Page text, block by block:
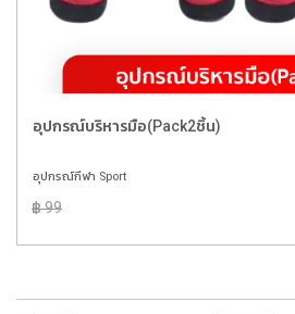
อุปกรณ์บริหารมือ(Pack2ชิ้น)
อุปกรณ์กีฬา Sport
฿ 99